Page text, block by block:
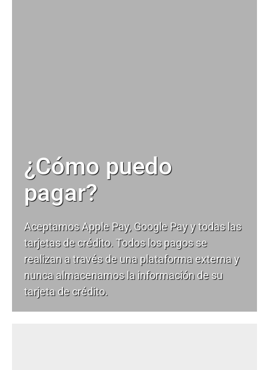
¿Cómo puedo
pagar?
Aceptamos Apple Pay, Google Pay y todas las
tarjetas de crédito. Todos los pagos se
realizan a través de una plataforma externa y
nunca almacenamos la información de su
tarjeta de crédito.